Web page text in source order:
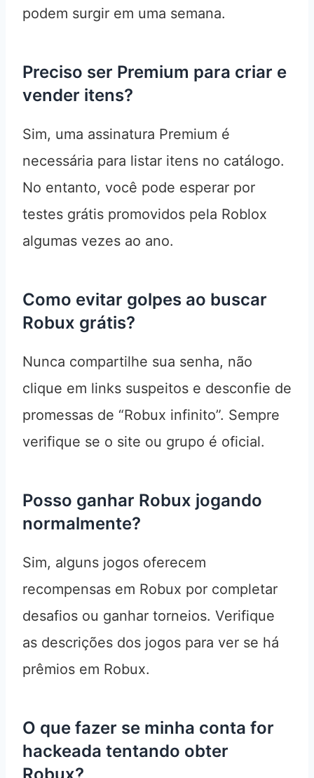
podem surgir em uma semana.
Preciso ser Premium para criar e
vender itens?
Sim, uma assinatura Premium é
necessária para listar itens no catálogo.
No entanto, você pode esperar por
testes grátis promovidos pela Roblox
algumas vezes ao ano.
Como evitar golpes ao buscar
Robux grátis?
Nunca compartilhe sua senha, não
clique em links suspeitos e desconfie de
promessas de “Robux infinito”. Sempre
verifique se o site ou grupo é oficial.
Posso ganhar Robux jogando
normalmente?
Sim, alguns jogos oferecem
recompensas em Robux por completar
desafios ou ganhar torneios. Verifique
as descrições dos jogos para ver se há
prêmios em Robux.
O que fazer se minha conta for
hackeada tentando obter